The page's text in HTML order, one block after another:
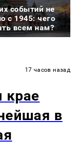
событий не
с 1945: чего
всем нам?
17 часов назад
крае
в